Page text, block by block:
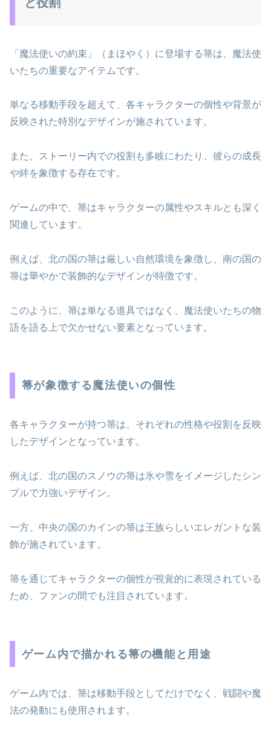
「魔法使いの約束」（まほやく）に登場する箒は、魔法使
いたちの重要なアイテムです。
単なる移動手段を超えて、各キャラクターの個性や背景が
反映された特別なデザインが施されています。
また、ストーリー内での役割も多岐にわたり、彼らの成長
や絆を象徴する存在です。
ゲームの中で、箒はキャラクターの属性やスキルとも深く
関連しています。
例えば、北の国の箒は厳しい自然環境を象徴し、南の国の
箒は華やかで装飾的なデザインが特徴です。
このように、箒は単なる道具ではなく、魔法使いたちの物
語を語る上で欠かせない要素となっています。
箒が象徴する魔法使いの個性
各キャラクターが持つ箒は、それぞれの性格や役割を反映
したデザインとなっています。
例えば、北の国のスノウの箒は氷や雪をイメージしたシン
プルで力強いデザイン。
一方、中央の国のカインの箒は王族らしいエレガントな装
飾が施されています。
箒を通じてキャラクターの個性が視覚的に表現されている
ため、ファンの間でも注目されています。
ゲーム内で描かれる箒の機能と用途
ゲーム内では、箒は移動手段としてだけでなく、戦闘や魔
法の発動にも使用されます。